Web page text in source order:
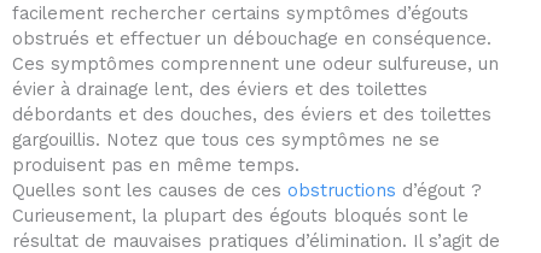
facilement rechercher certains symptômes d’égouts
obstrués et effectuer un débouchage en conséquence.
Ces symptômes comprennent une odeur sulfureuse, un
évier à drainage lent, des éviers et des toilettes
débordants et des douches, des éviers et des toilettes
gargouillis. Notez que tous ces symptômes ne se
produisent pas en même temps.
Quelles sont les causes de ces obstructions d’égout ?
Curieusement, la plupart des égouts bloqués sont le
résultat de mauvaises pratiques d’élimination. Il s’agit de